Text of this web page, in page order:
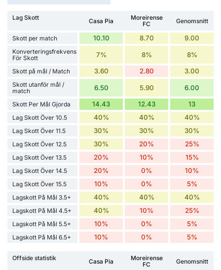
Lag Skott Casa Pia
Moreirense
FC
Genomsnitt
Skott per match 10.10 8.70 9.00
Konverteringsfrekvens
För Skott
7% 8% 8%
Skott på mål / Match 3.60 2.80 3.00
Skott utanför mål /
match
6.50 5.90 6.00
Skott Per Mål Gjorda 14.43 12.43 13
Lag Skott Över 10.5 40% 40% 40%
Lag Skott Över 11.5 30% 30% 30%
Lag Skott Över 12.5 30% 20% 25%
Lag Skott Över 13.5 20% 10% 15%
Lag Skott Över 14.5 20% 0% 10%
Lag Skott Över 15.5 10% 0% 5%
Lagskott På Mål 3.5+ 40% 40% 40%
Lagskott På Mål 4.5+ 40% 10% 25%
Lagskott På Mål 5.5+ 10% 0% 5%
Lagskott På Mål 6.5+ 10% 0% 5%
Offside statistik Casa Pia
Moreirense
FC
Genomsnitt